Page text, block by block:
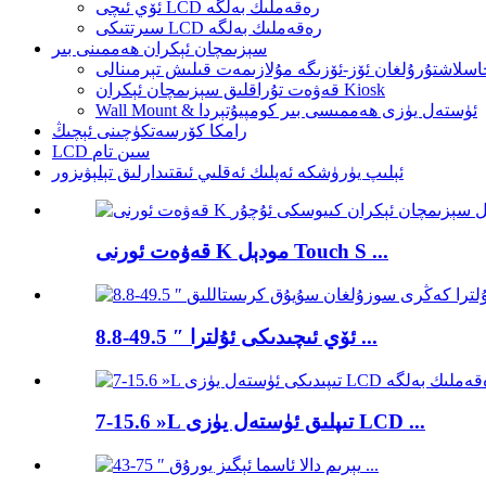
ئۆي ئىچى LCD رەقەملىك بەلگە
سىرتتىكى LCD رەقەملىك بەلگە
سېزىمچان ئېكران ھەممىنى بىر
ئۆز-ئۆزىگە مۇلازىمەت قىلىش تېرمىنالى
قەۋەت تۇراقلىق سېزىمچان ئېكران Kiosk
Wall Mount & ئۈستەل يۈزى ھەممىسى بىر كومپيۇتېردا
رامكا كۆرسەتكۈچىنى ئېچىڭ
LCD سىن تام
ئېلىپ يۈرۈشكە ئەپلىك ئەقلىي ئىقتىدارلىق تېلېۋىزور
قەۋەت ئورنى K مودېل Touch S ...
8.8-49.5 ″ ئۆي ئىچىدىكى ئۇلترا ...
7-15.6 »L تىپلىق ئۈستەل يۈزى LCD ...